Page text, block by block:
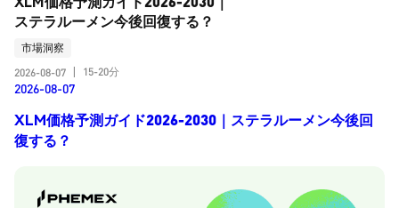
ステラルーメン今後回復する？
市場洞察
2026-08-07
15-20分
2026-08-07
XLM価格予測ガイド2026-2030｜ステラルーメン今後回
復する？